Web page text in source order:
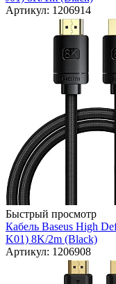
Артикул: 1206914
Быстрый просмотр
Кабель Baseus High
K01) 8K/2m (Black)
Артикул: 1206908